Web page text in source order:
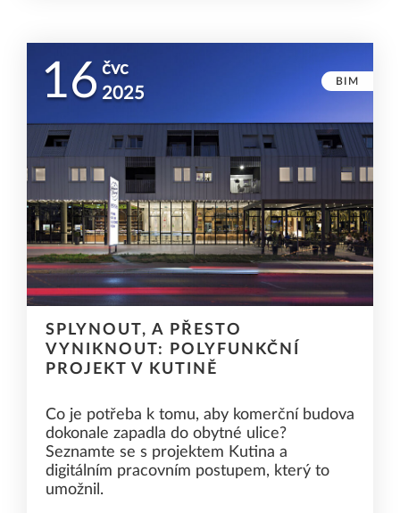
16 čvc
2025
BIM
SPLYNOUT, A PŘESTO
VYNIKNOUT: POLYFUNKČNÍ
PROJEKT V KUTINĚ
Co je potřeba k tomu, aby komerční budova
dokonale zapadla do obytné ulice?
Seznamte se s projektem Kutina a
digitálním pracovním postupem, který to
umožnil.